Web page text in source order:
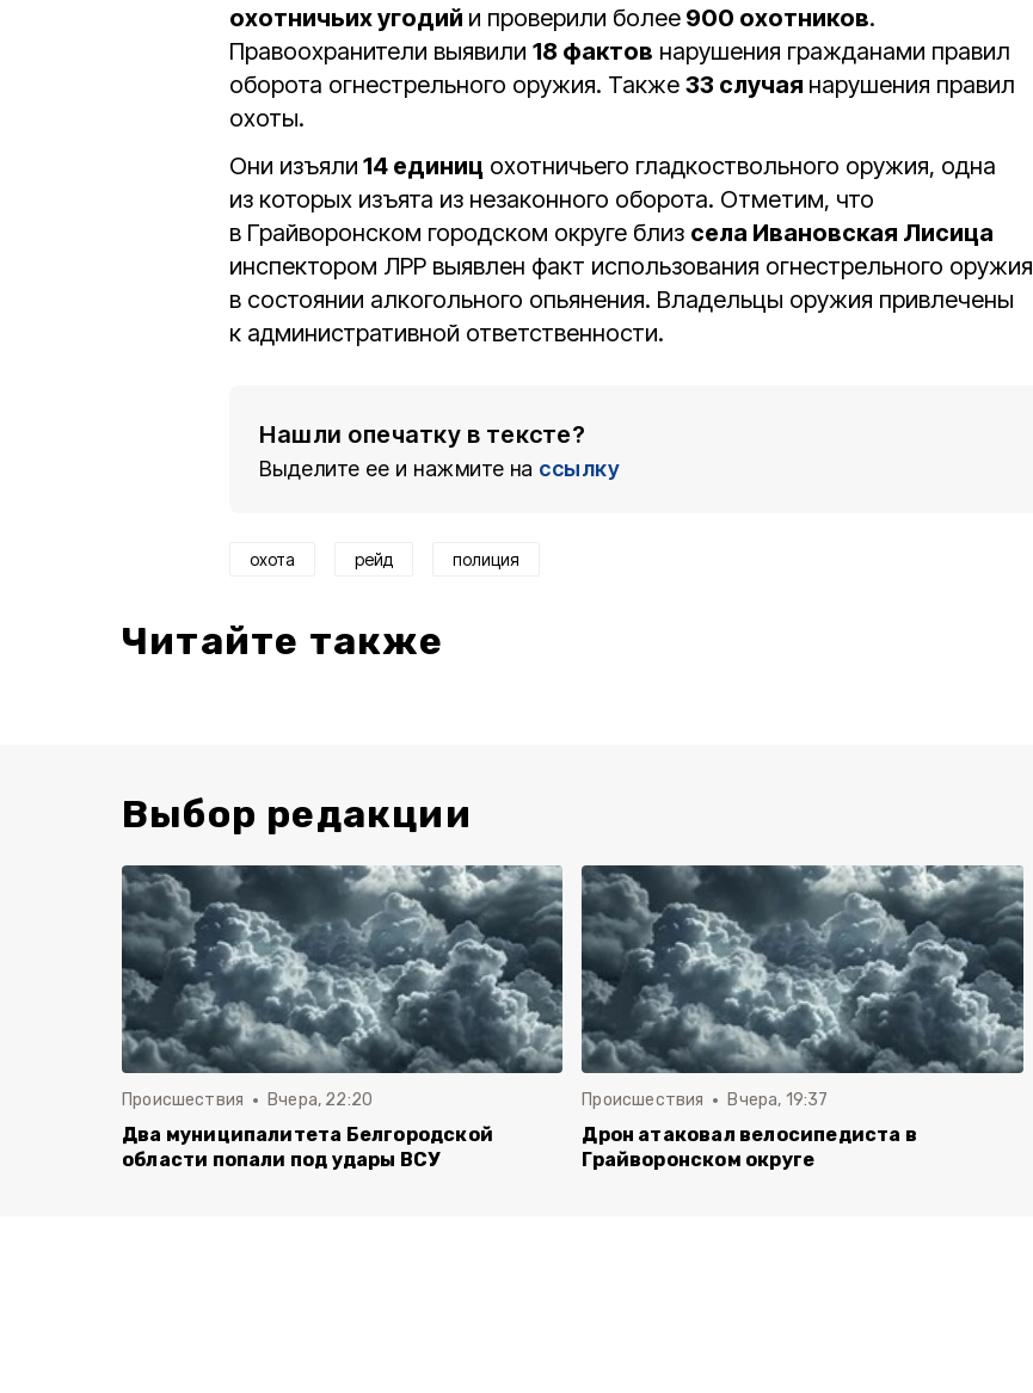
охотничьих угодий и проверили более 900 охотников.
Правоохранители выявили 18 фактов нарушения гражданами правил
оборота огнестрельного оружия. Также 33 случая нарушения правил
охоты.
Они изъяли 14 единиц охотничьего гладкоствольного оружия, одна
из которых изъята из незаконного оборота. Отметим, что
в Грайворонском городском округе близ села Ивановская Лисица
инспектором ЛРР выявлен факт использования огнестрельного оружия
в состоянии алкогольного опьянения. Владельцы оружия привлечены
к административной ответственности.
Нашли опечатку в тексте?
Выделите ее и нажмите на ссылку
охота рейд полиция
Читайте также
Выбор редакции
Происшествия Вчера, 22:20
Два муниципалитета Белгородской
области попали под удары ВСУ
Происшествия Вчера, 19:37
Дрон атаковал велосипедиста в
Грайворонском округе